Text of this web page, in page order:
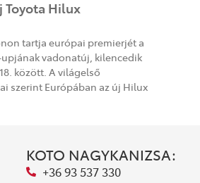
Toyota Hilux
tartja európai premierjét a
vadonatúj, kilencedik
között. A világelső
szerint Európában az új Hilux
KOTO NAGYKANIZSA:
+36 93 537 330